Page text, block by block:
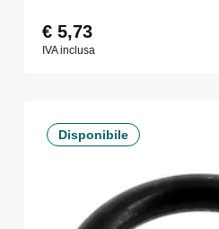
€5,73
IVA inclusa
Disponibile